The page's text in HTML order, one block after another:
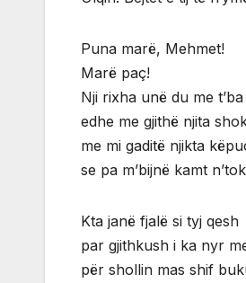
Puna marë, Mehmet!
Marë paç!
Nji rixha unë du me t’ba
edhe me gjithë njita
me mi gaditë njikta
se pa m’bijnë kamt
Kta janë fjalë si tyj qesh
par gjithkush i ka nyr
për shollin mas shif